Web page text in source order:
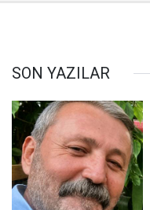
SON YAZILAR